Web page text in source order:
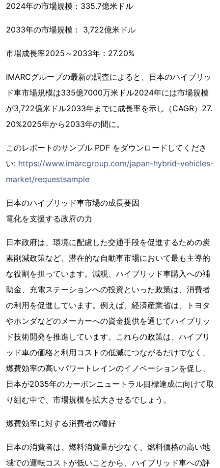
2024年の市場規模：335.7億米ドル
2033年の市場規模： 3,722億米ドル
市場成長率2025～2033年：27.20%
IMARCグループの最新の調査によると、日本のハイブリッ
ド車市場規模は335億7000万米ドル2024年には市場規模
が3,722億米ドル2033年までに成長率を示し（CAGR）27.
20%2025年から2033年の間に。
このレポートのサンプル PDF をダウンロードしてくださ
い: https://www.imarcgroup.com/japan-hybrid-vehicles-
market/requestsample
日本のハイブリッド車市場の成長要因
電化を支援する政府の力
日本政府は、環境に配慮した交通手段を促進するための炭
素削減政策など、潜在的な自動車市場において最も主導的
な役割を担っています。減税、ハイブリッド車購入への補
助金、充電ステーションへの投資といった政策は、消費者
の利用を促進しています。例えば、経済産業省は、トヨタ
やホンダなどのメーカーへの資金提供を通じてハイブリッ
ド技術開発を推進しています。これらの政策は、ハイブリ
ッド車の価格と利用コストの低減につながるだけでなく、
燃費効率の高いパワートレインのイノベーションを促し、
日本が2035年のカーボンニュートラル目標達成に向けて取
り組む中で、市場規模を拡大させるでしょう。
燃費効率に対する消費者の嗜好
日本の消費者は、燃料消費量が少なく、燃料価格の高い地
域での運転コストが低いことから、ハイブリッド車への評